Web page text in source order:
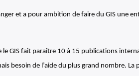
et a pour ambition de faire du GIS une
le GIS fait paraître 10 à 15 publications
besoin de l’aide du plus grand nombre. La